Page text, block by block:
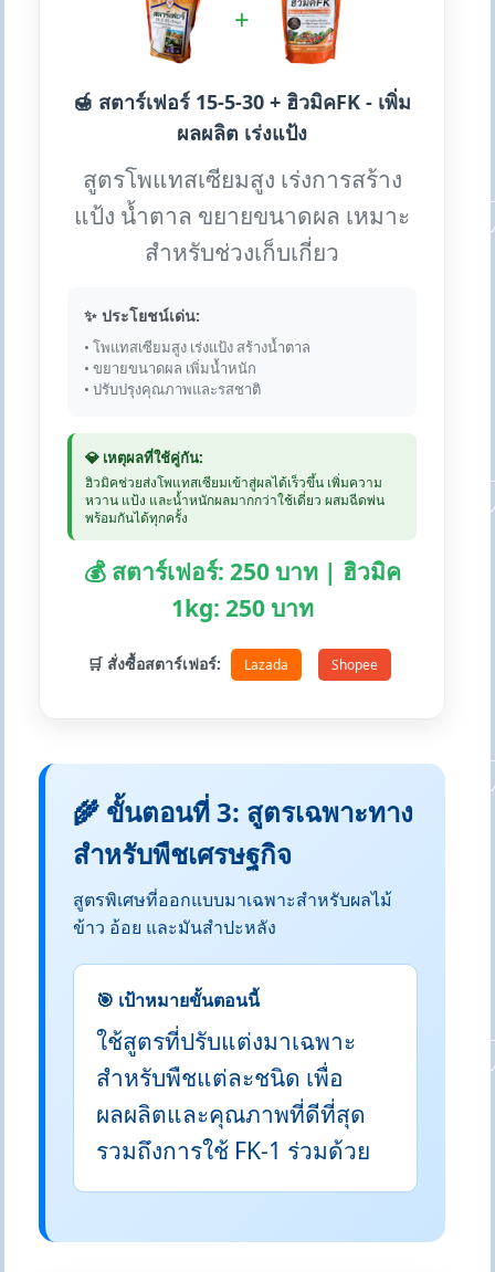
+
🍯 สตาร์เฟอร์ 15-5-30 + ฮิวมิคFK - เพิ่ม
ผลผลิต เร่งแป้ง
สูตรโพแทสเซียมสูง เร่งการสร้าง
แป้ง น้ำตาล ขยายขนาดผล เหมาะ
สำหรับช่วงเก็บเกี่ยว
✨ ประโยชน์เด่น:
• โพแทสเซียมสูง เร่งแป้ง สร้างน้ำตาล
• ขยายขนาดผล เพิ่มน้ำหนัก
• ปรับปรุงคุณภาพและรสชาติ
💎 เหตุผลที่ใช้คู่กัน:
ฮิวมิคช่วยส่งโพแทสเซียมเข้าสู่ผลได้เร็วขึ้น เพิ่มความ
หวาน แป้ง และน้ำหนักผลมากกว่าใช้เดี่ยว ผสมฉีดพ่น
พร้อมกันได้ทุกครั้ง
💰 สตาร์เฟอร์: 250 บาท | ฮิวมิค
1kg: 250 บาท
🛒 สั่งซื้อสตาร์เฟอร์: Lazada Shopee
🌾 ขั้นตอนที่ 3: สูตรเฉพาะทาง
สำหรับพืชเศรษฐกิจ
สูตรพิเศษที่ออกแบบมาเฉพาะสำหรับผลไม้
ข้าว อ้อย และมันสำปะหลัง
🎯 เป้าหมายขั้นตอนนี้
ใช้สูตรที่ปรับแต่งมาเฉพาะ
สำหรับพืชแต่ละชนิด เพื่อ
ผลผลิตและคุณภาพที่ดีที่สุด
รวมถึงการใช้ FK-1 ร่วมด้วย